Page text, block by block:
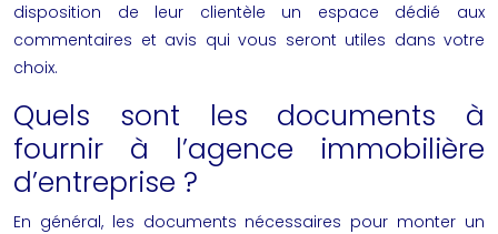
disposition de leur clientèle un espace dédié aux
commentaires et avis qui vous seront utiles dans votre
choix.
Quels sont les documents à
fournir à l’agence immobilière
d’entreprise ?
En général, les documents nécessaires pour monter un